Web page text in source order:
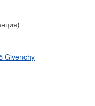
Givenchy